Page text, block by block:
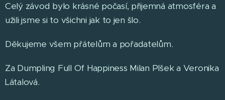
Celý závod bylo krásné počasí, přijemná atmosféra a
užili jsme si to všichni jak to jen šlo. 🙂
Děkujeme všem přátelům a pořadatelům.
Za Dumpling Full Of Happiness Milan Plšek a Veronika
Látalová.